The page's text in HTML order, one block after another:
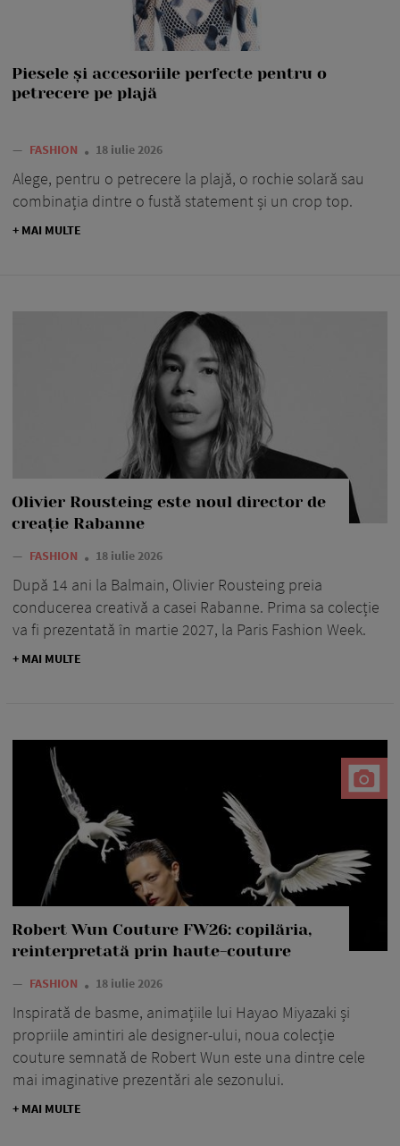
Piesele și accesoriile perfecte pentru o
petrecere pe plajă
— FASHION 18 iulie 2026
Alege, pentru o petrecere la plajă, o rochie solară sau
combinația dintre o fustă statement și un crop top.
+ MAI MULTE
Olivier Rousteing este noul director de
creație Rabanne
— FASHION 18 iulie 2026
După 14 ani la Balmain, Olivier Rousteing preia
conducerea creativă a casei Rabanne. Prima sa colecție
va fi prezentată în martie 2027, la Paris Fashion Week.
+ MAI MULTE
Robert Wun Couture FW26: copilăria,
reinterpretată prin haute-couture
— FASHION 18 iulie 2026
Inspirată de basme, animațiile lui Hayao Miyazaki și
propriile amintiri ale designer-ului, noua colecție
couture semnată de Robert Wun este una dintre cele
mai imaginative prezentări ale sezonului.
+ MAI MULTE